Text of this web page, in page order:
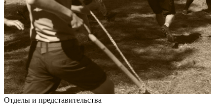
Отделы и представительства